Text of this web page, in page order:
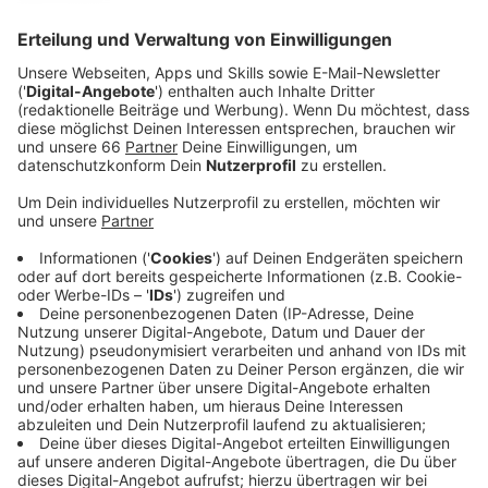
Anzeige
Den Start macht am Donnerstag das Clayton Hotel.
Dort werden Weine aus sieben verschiedenen
Nationen vorgestellt. Die Bandbreite der Events reicht
von kostenlosen Weintastings, über moderierte
Weinabende bis hin zu kulinarischen Besonderheiten,
wie einem georgischen Weinabend. Für einige Events
ist eine Voranmeldung nötig.
Anzeige
So viele Veranstaltungen wie noch nie
Anzeige